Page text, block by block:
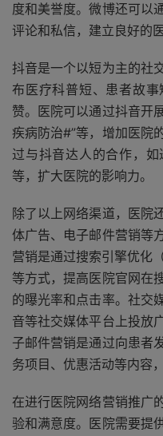
度和美誉度。微博还可以
评论和私信，建立良好的
抖音是一个以短为主的社
布医疗科普短、患者故
赞。医院可以通过抖音开
疾病防治#”等，增加医院
过与抖音达人的合作，
等，扩大医院的影响力。
除了以上网络渠道，医院
体广告、电子邮件营销等
营销是通过搜索引擎优化
等方式，提高医院官网在
的曝光率和点击率。社交
音等社交媒体平台上投放
子邮件营销是通过向患者
务项目、优惠活动等内容
在进行医院网络营销推广
验和满意度。医院需要提